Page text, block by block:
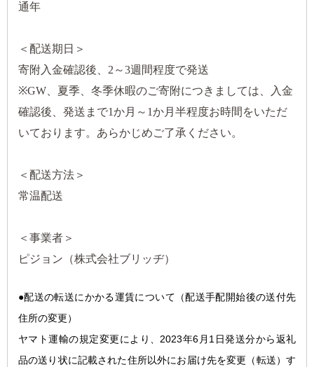
通年
＜配送期日＞
寄附入金確認後、2～3週間程度で発送
※GW、夏季、冬季休暇のご寄附につきましては、入金
確認後、発送まで1か月～1か月半程度お時間をいただ
いております。あらかじめご了承ください。
＜配送方法＞
常温配送
＜事業者＞
ピジョン（株式会社ブリッヂ）
●配送の転送にかかる運賃について（配送手配開始後の送付先
住所の変更）
ヤマト運輸の規定変更により、2023年6月1日発送分から返礼
品の送り状に記載された住所以外にお届け先を変更（転送）す